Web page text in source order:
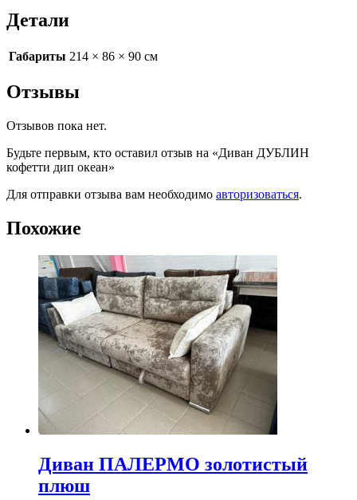
Детали
Габариты 214 × 86 × 90 см
Отзывы
Отзывов пока нет.
Будьте первым, кто оставил отзыв на «Диван ДУБЛИН
кофетти дип океан»
Для отправки отзыва вам необходимо авторизоваться.
Похожие
Диван ПАЛЕРМО золотистый
плюш